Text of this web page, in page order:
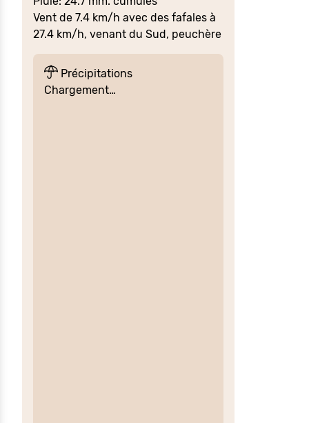
Vent de 7.4 km/h avec des fafales à
27.4 km/h, venant du Sud, peuchère
Précipitations
Chargement…